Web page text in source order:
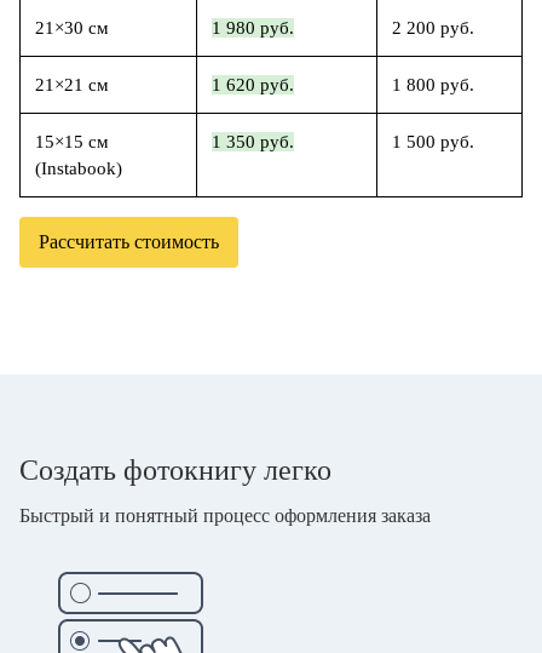
21×30 см 1 980 руб. 2 200 руб.
21×21 см 1 620 руб. 1 800 руб.
15×15 см
(Instabook)
1 350 руб. 1 500 руб.
Рассчитать стоимость
Создать фотокнигу легко
Быстрый и понятный процесс оформления заказа